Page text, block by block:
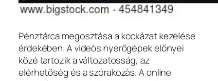
Pénztárca megosztása a kockázat kezelése
érdekében. A videós nyerőgépek előnyei
közé tartozik a változatosság, az
elérhetőség és a szórakozás. A online